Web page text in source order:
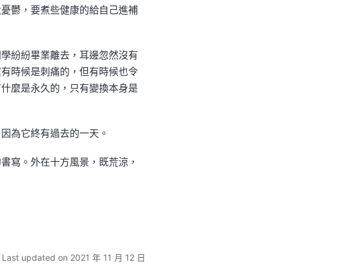
鬱，要煮些健康的給自己進補
紛紛畢業離去，耳邊忽然沒有
時候是刺痛的，但有時候也令
麼是永久的，只有變換本身是
為它終有過去的一天。
寫。外在十方風景，既荒涼，
Last updated on 2021 年 11 月 12 日